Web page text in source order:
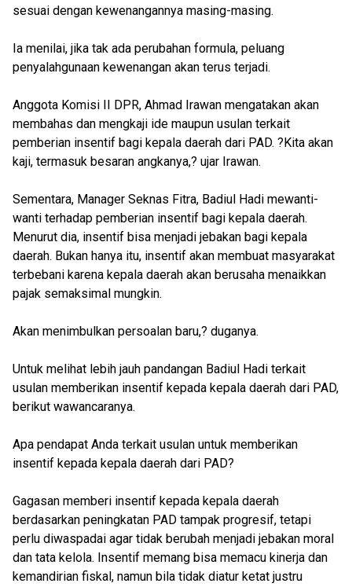
sesuai dengan kewenangannya masing-masing.
Ia menilai, jika tak ada perubahan formula, peluang
penyalahgunaan kewenangan akan terus terjadi.
Anggota Komisi II DPR, Ahmad Irawan mengatakan akan
membahas dan mengkaji ide maupun usulan terkait
pemberian insentif bagi kepala daerah dari PAD. ?Kita akan
kaji, termasuk besaran angkanya,? ujar Irawan.
Sementara, Manager Seknas Fitra, Badiul Hadi mewanti-
wanti terhadap pemberian insentif bagi kepala daerah.
Menurut dia, insentif bisa menjadi jebakan bagi kepala
daerah. Bukan hanya itu, insentif akan membuat masyarakat
terbebani karena kepala daerah akan berusaha menaikkan
pajak semaksimal mungkin.
Akan menimbulkan persoalan baru,? duganya.
Untuk melihat lebih jauh pandangan Badiul Hadi terkait
usulan memberikan insentif kepada kepala daerah dari PAD,
berikut wawancaranya.
Apa pendapat Anda terkait usulan untuk memberikan
insentif kepada kepala daerah dari PAD?
Gagasan memberi insentif kepada kepala daerah
berdasarkan peningkatan PAD tampak progresif, tetapi
perlu diwaspadai agar tidak berubah menjadi jebakan moral
dan tata kelola. Insentif memang bisa memacu kinerja dan
kemandirian fiskal, namun bila tidak diatur ketat justru